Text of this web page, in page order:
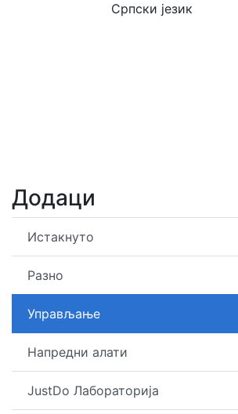
Српски језик
Додаци
Истакнуто
Разно
Управљање
Напредни алати
JustDo Лабораторија